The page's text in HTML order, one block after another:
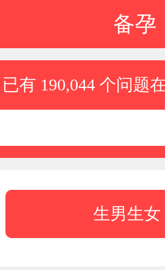
备孕
已有 190,044 个问题
生男生女